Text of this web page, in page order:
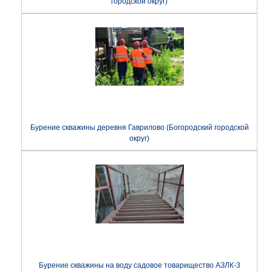
Бурение скважины деревня Гаврилово (Богородский городской
округ)
Бурение скважины на воду садовое товарищество АЗЛК-3